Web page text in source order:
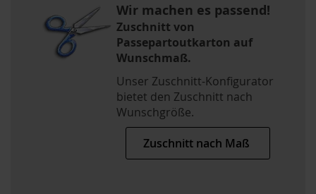
Wir machen es passend!
Zuschnitt von
Passepartoutkarton auf
Wunschmaß.
Unser Zuschnitt-Konfigurator
bietet den Zuschnitt nach
Wunschgröße.
Zuschnitt nach Maß